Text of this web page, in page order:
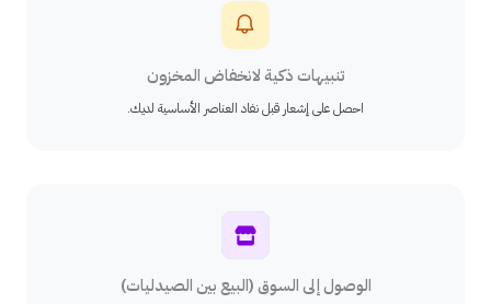
تنبيهات ذكية لانخفاض المخزون
احصل على إشعار قبل نفاد العناصر الأساسية لديك.
الوصول إلى السوق (البيع بين الصيدليات)